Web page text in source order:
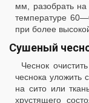
мм, разобрать
температуре
при более
Сушеный
Чеснок
чеснока уложить
на сито или
хрустящего